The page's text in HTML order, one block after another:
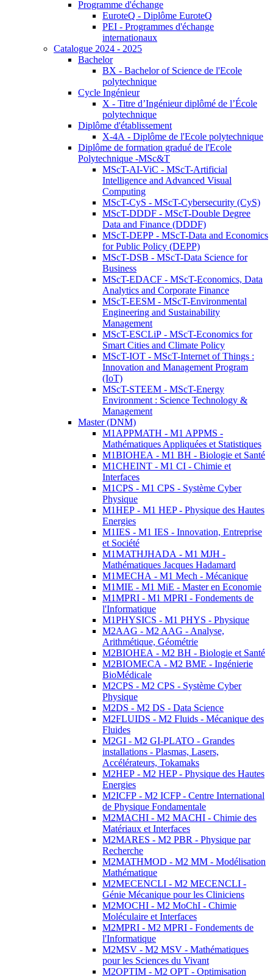
Programme d'échange
EuroteQ - Diplôme EuroteQ
PEI - Programmes d'échange
internationaux
Catalogue 2024 - 2025
Bachelor
BX - Bachelor of Science de l'Ecole
polytechnique
Cycle Ingénieur
X - Titre d’Ingénieur diplômé de l’École
polytechnique
Diplôme d'établissement
X-4A - Diplôme de l'Ecole polytechnique
Diplôme de formation gradué de l'Ecole
Polytechnique -MSc&T
MScT-AI-ViC - MScT-Artificial
Intelligence and Advanced Visual
Computing
MScT-CyS - MScT-Cybersecurity (CyS)
MScT-DDDF - MScT-Double Degree
Data and Finance (DDDF)
MScT-DEPP - MScT-Data and Economics
for Public Policy (DEPP)
MScT-DSB - MScT-Data Science for
Business
MScT-EDACF - MScT-Economics, Data
Analytics and Corporate Finance
MScT-EESM - MScT-Environmental
Engineering and Sustainability
Management
MScT-ESCLiP - MScT-Economics for
Smart Cities and Climate Policy
MScT-IOT - MScT-Internet of Things :
Innovation and Management Program
(IoT)
MScT-STEEM - MScT-Energy
Environment : Science Technology &
Management
Master (DNM)
M1APPMATH - M1 APPMS -
Mathématiques Appliquées et Statistiques
M1BIOHEA - M1 BH - Biologie et Santé
M1CHEINT - M1 CI - Chimie et
Interfaces
M1CPS - M1 CPS - Système Cyber
Physique
M1HEP - M1 HEP - Physique des Hautes
Energies
M1IES - M1 IES - Innovation, Entreprise
et Société
M1MATHJHADA - M1 MJH -
Mathématiques Jacques Hadamard
M1MECHA - M1 Mech - Mécanique
M1MIE - M1 MiE - Master en Economie
M1MPRI - M1 MPRI - Fondements de
l'Informatique
M1PHYSICS - M1 PHYS - Physique
M2AAG - M2 AAG - Analyse,
Arithmétique, Géométrie
M2BIOHEA - M2 BH - Biologie et Santé
M2BIOMECA - M2 BME - Ingénierie
BioMédicale
M2CPS - M2 CPS - Système Cyber
Physique
M2DS - M2 DS - Data Science
M2FLUIDS - M2 Fluids - Mécanique des
Fluides
M2GI - M2 GI-PLATO - Grandes
installations - Plasmas, Lasers,
Accélérateurs, Tokamaks
M2HEP - M2 HEP - Physique des Hautes
Energies
M2ICFP - M2 ICFP - Centre International
de Physique Fondamentale
M2MACHI - M2 MACHI - Chimie des
Matériaux et Interfaces
M2MARES - M2 PBR - Physique par
Recherche
M2MATHMOD - M2 MM - Modélisation
Mathématique
M2MECENCLI - M2 MECENCLI -
Génie Mécanique pour les Cliniciens
M2MOCHI - M2 MoChI - Chimie
Moléculaire et Interfaces
M2MPRI - M2 MPRI - Fondements de
l'Informatique
M2MSV - M2 MSV - Mathématiques
pour les Sciences du Vivant
M2OPTIM - M2 OPT - Optimisation